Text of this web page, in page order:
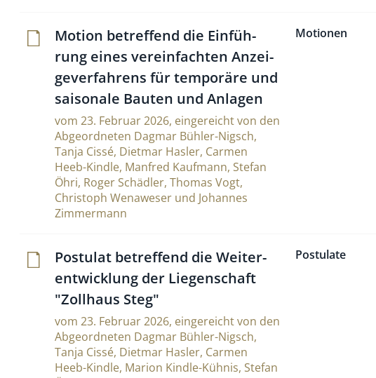
Motion betref­fend die Ein­füh­
rung eines verein­fachten Anzei­
ge­ver­fah­rens für tem­po­räre und
sai­so­nale Bauten und Anlagen
vom 23. Februar 2026, eingereicht von den
Abgeordneten Dagmar Bühler-Nigsch,
Tanja Cissé, Dietmar Hasler, Carmen
Heeb-Kindle, Manfred Kaufmann, Stefan
Öhri, Roger Schädler, Thomas Vogt,
Christoph Wenaweser und Johannes
Zimmermann
Motionen
Postulat betref­fend die Wei­ter­
ent­wick­lung der Lie­gen­schaft
"Zoll­haus Steg"
vom 23. Februar 2026, eingereicht von den
Abgeordneten Dagmar Bühler-Nigsch,
Tanja Cissé, Dietmar Hasler, Carmen
Heeb-Kindle, Marion Kindle-Kühnis, Stefan
Postulate